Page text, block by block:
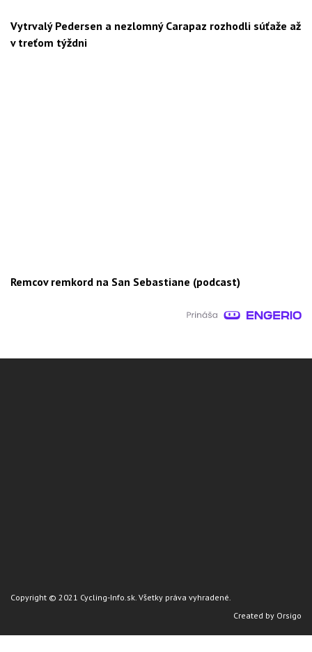
Vytrvalý Pedersen a nezlomný Carapaz rozhodli súťaže až
v treťom týždni
Remcov remkord na San Sebastiane (podcast)
Copyright © 2021 Cycling-Info.sk. Všetky práva vyhradené.
Created by Orsigo